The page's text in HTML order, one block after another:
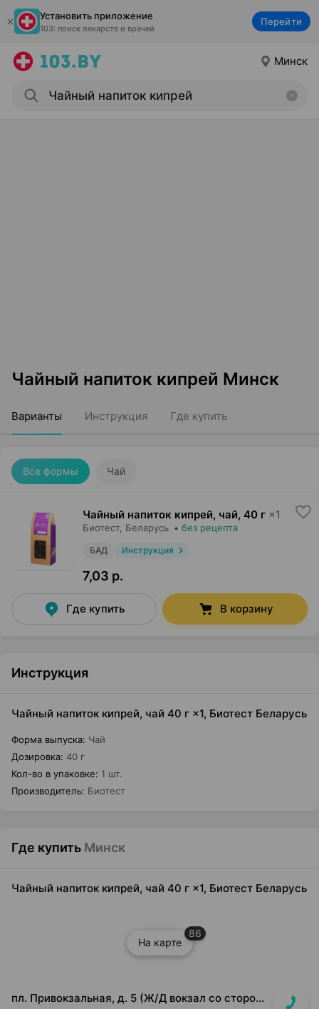
Установить приложение
103: поиск лекарств и врачей
Перейти
Минск
Чайный напиток кипрей Минск
Варианты Инструкция Где купить
Все формы Чай
Чайный напиток кипрей, чай, 40 г ×1
Биотест, Беларусь • без рецепта
БАД Инструкция
7,03 р.
Где купить В корзину
Инструкция
Чайный напиток кипрей, чай 40 г ×1, Биотест Беларусь
Форма выпуска: Чай
Дозировка: 40 г
Кол-во в упаковке: 1 шт.
Производитель: Биотест
Где купить Минск
Чайный напиток кипрей, чай 40 г ×1, Биотест Беларусь
На карте
86
пл. Привокзальная, д. 5 (Ж/Д вокзал со стороны ул.Кирова по направлению ко входу в метро)